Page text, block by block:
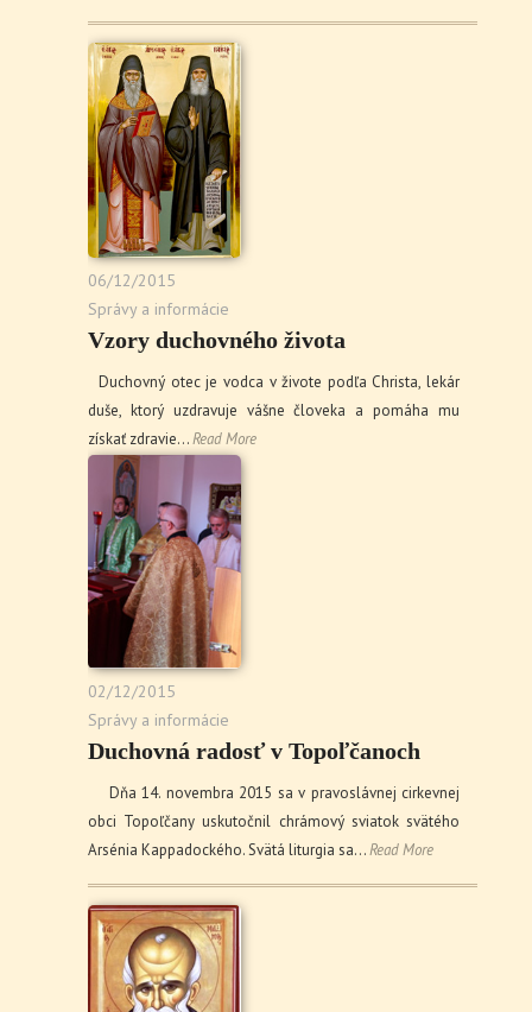
06/12/2015
Správy a informácie
Vzory duchovného života
Duchovný otec je vodca v živote podľa Christa, lekár
duše, ktorý uzdravuje vášne človeka a pomáha mu
získať zdravie…Read More
02/12/2015
Správy a informácie
Duchovná radosť v Topoľčanoch
Dňa 14. novembra 2015 sa v pravoslávnej cirkevnej
obci Topoľčany uskutočnil chrámový sviatok svätého
Arsénia Kappadockého. Svätá liturgia sa…Read More